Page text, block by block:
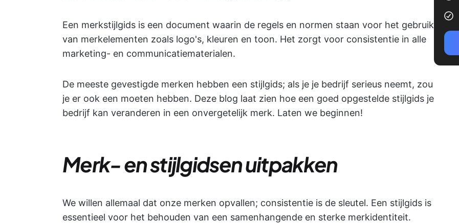
Een merkstijlgids is een document waarin de regels en normen staan voor het gebruik
van merkelementen zoals logo's, kleuren en toon. Het zorgt voor consistentie in alle
marketing- en communicatiematerialen.
De meeste gevestigde merken hebben een stijlgids; als je je bedrijf serieus neemt, zou
je er ook een moeten hebben. Deze blog laat zien hoe een goed opgestelde stijlgids je
bedrijf kan veranderen in een onvergetelijk merk. Laten we beginnen!
Merk- en stijlgidsen uitpakken
We willen allemaal dat onze merken opvallen; consistentie is de sleutel. Een stijlgids is
essentieel voor het behouden van een samenhangende en sterke merkidentiteit.